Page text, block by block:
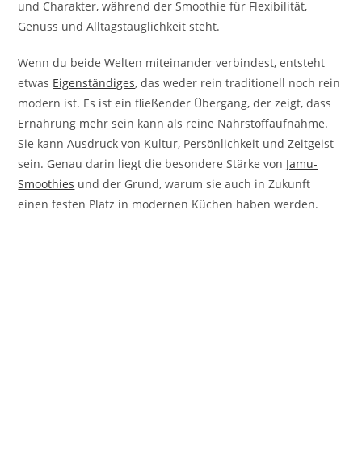
und Charakter, während der Smoothie für Flexibilität,
Genuss und Alltagstauglichkeit steht.
Wenn du beide Welten miteinander verbindest, entsteht
etwas Eigenständiges, das weder rein traditionell noch rein
modern ist. Es ist ein fließender Übergang, der zeigt, dass
Ernährung mehr sein kann als reine Nährstoffaufnahme.
Sie kann Ausdruck von Kultur, Persönlichkeit und Zeitgeist
sein. Genau darin liegt die besondere Stärke von Jamu-
Smoothies und der Grund, warum sie auch in Zukunft
einen festen Platz in modernen Küchen haben werden.